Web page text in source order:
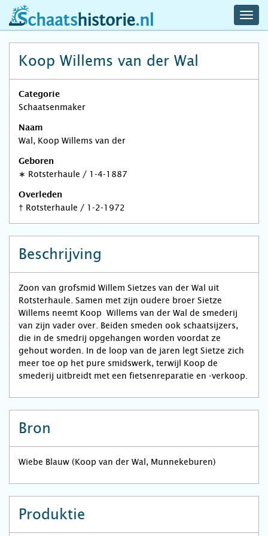
schaatshistorie.nl
Koop Willems van der Wal
Categorie
Schaatsenmaker
Naam
Wal, Koop Willems van der
Geboren
∗ Rotsterhaule / 1-4-1887
Overleden
† Rotsterhaule / 1-2-1972
Beschrijving
Zoon van grofsmid Willem Sietzes van der Wal uit
Rotsterhaule. Samen met zijn oudere broer Sietze
Willems neemt Koop Willems van der Wal de smederij
van zijn vader over. Beiden smeden ook schaatsijzers,
die in de smedrij opgehangen worden voordat ze
gehout worden. In de loop van de jaren legt Sietze zich
meer toe op het pure smidswerk, terwijl Koop de
smederij uitbreidt met een fietsenreparatie en -verkoop.
Bron
Wiebe Blauw (Koop van der Wal, Munnekeburen)
Produktie